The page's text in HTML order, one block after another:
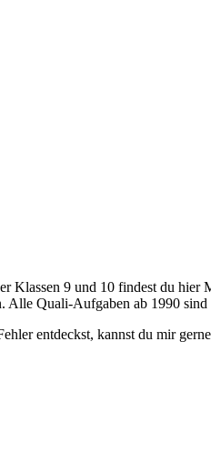
9 und 10 findest du hier
Quali-Aufgaben ab 1990
entdeckst, kannst du mir